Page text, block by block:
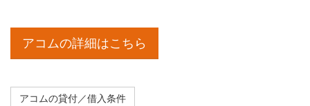
アコムの詳細はこちら
アコムの貸付／借入条件